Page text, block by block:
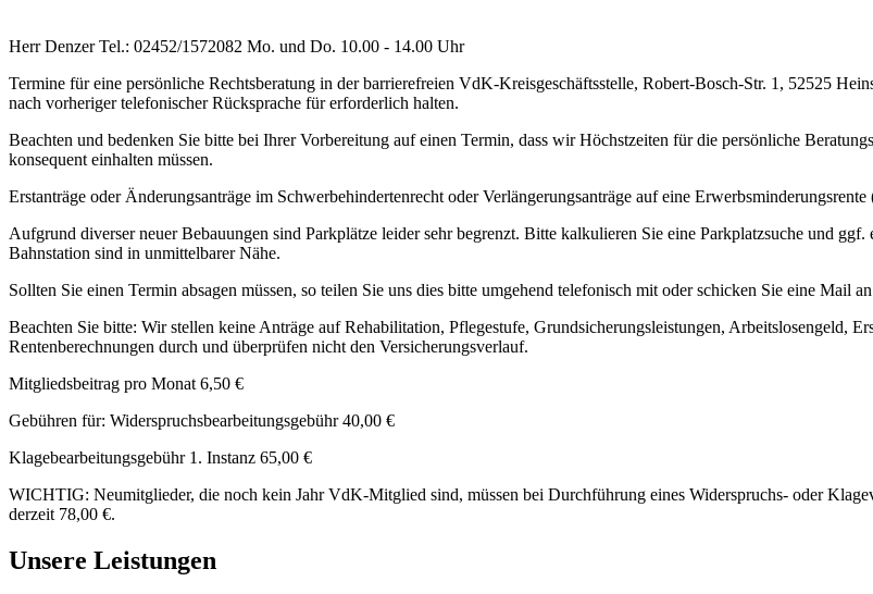
Herr Denzer Tel.: 02452/1572082 Mo. und Do. 10.00 - 14.00 Uhr
Termine für eine persönliche Rechtsberatung in der barrierefreien VdK-Kreisgeschäftsstelle, Robert-Bosch-Str. 1, 52525
nach vorheriger telefonischer Rücksprache für erforderlich halten.
Beachten und bedenken Sie bitte bei Ihrer Vorbereitung auf einen Termin, dass wir Höchstzeiten für die persönliche
konsequent einhalten müssen.
Erstanträge oder Änderungsanträge im Schwerbehindertenrecht oder Verlängerungsanträge auf eine
Aufgrund diverser neuer Bebauungen sind Parkplätze leider sehr begrenzt. Bitte kalkulieren Sie eine Parkplatzsuche und
Bahnstation sind in unmittelbarer Nähe.
Sollten Sie einen Termin absagen müssen, so teilen Sie uns dies bitte umgehend telefonisch mit oder schicken Sie eine Mail
Beachten Sie bitte: Wir stellen keine Anträge auf Rehabilitation, Pflegestufe, Grundsicherungsleistungen, Arbeitslosengeld,
Rentenberechnungen durch und überprüfen nicht den Versicherungsverlauf.
Mitgliedsbeitrag pro Monat 6,50 €
Gebühren für: Widerspruchsbearbeitungsgebühr 40,00 €
Klagebearbeitungsgebühr 1. Instanz 65,00 €
WICHTIG: Neumitglieder, die noch kein Jahr VdK-Mitglied sind, müssen bei Durchführung eines Widerspruchs- oder
derzeit 78,00 €.
Unsere Leistungen